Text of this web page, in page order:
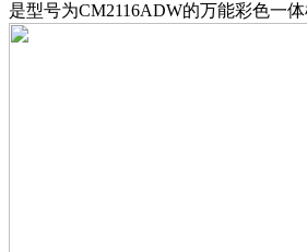
是型号为CM2116ADW的万能彩色一